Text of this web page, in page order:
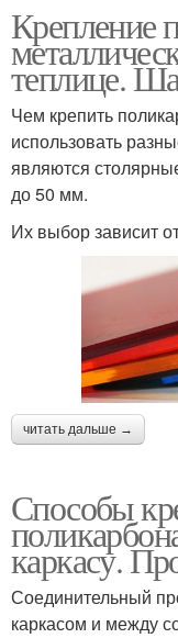
Крепление
теплице.
Чем крепить
использовать
являются
до 50 мм.
Их выбор зависит
читать дальше →
Способы
каркасу.
Соединительный
каркасом и между